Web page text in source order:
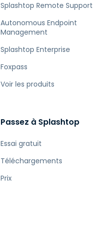
Splashtop Remote Support
Autonomous Endpoint
Management
Splashtop Enterprise
Foxpass
Voir les produits
Passez à Splashtop
Essai gratuit
Téléchargements
Prix